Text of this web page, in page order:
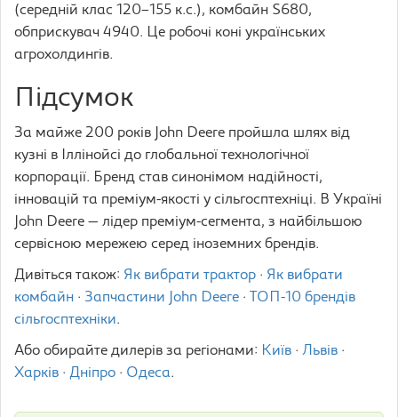
(середній клас 120–155 к.с.), комбайн S680,
обприскувач 4940. Це робочі коні українських
агрохолдингів.
Підсумок
За майже 200 років John Deere пройшла шлях від
кузні в Іллінойсі до глобальної технологічної
корпорації. Бренд став синонімом надійності,
інновацій та преміум-якості у сільгосптехніці. В Україні
John Deere — лідер преміум-сегмента, з найбільшою
сервісною мережею серед іноземних брендів.
Дивіться також: Як вибрати трактор · Як вибрати
комбайн · Запчастини John Deere ·
ТОП-10 брендів
сільгосптехніки.
Або обирайте дилерів за регіонами: Київ · Львів ·
Харків · Дніпро · Одеса.